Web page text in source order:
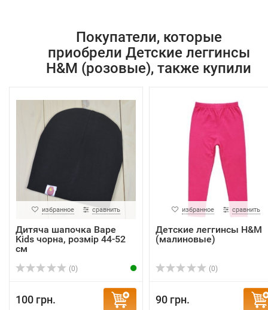
Покупатели, которые
приобрели Детские леггинсы
H&M (розовые), также купили
избранное сравнить
Дитяча шапочка Bape
Kids чорна, розмір 44-52
см
(0)
100 грн.
избранное сравнить
Детские леггинсы H&M
(малиновые)
(0)
90 грн.